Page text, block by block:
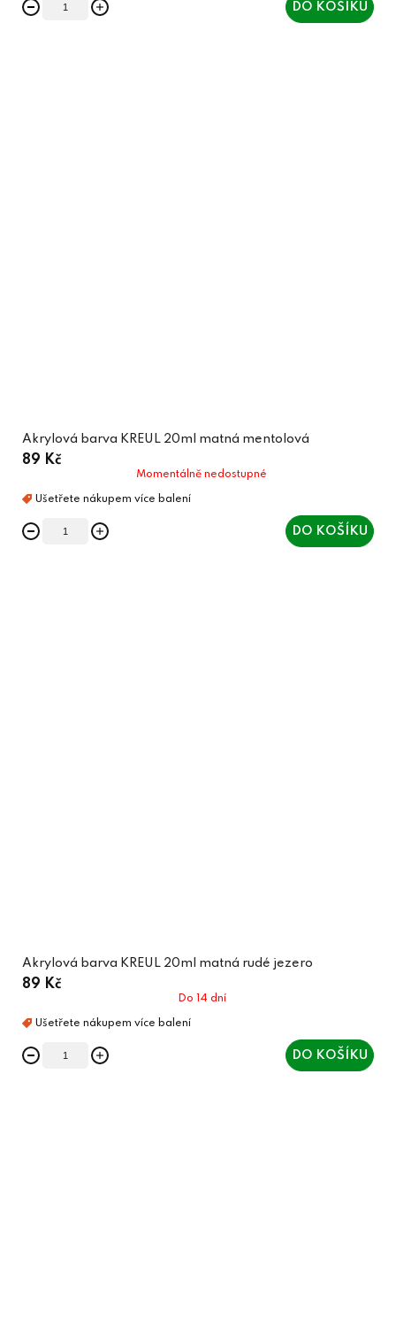
DO KOŠÍKU
Akrylová barva KREUL 20ml matná mentolová
89 Kč
Momentálně nedostupné
DO KOŠÍKU
Akrylová barva KREUL 20ml matná rudé jezero
89 Kč
Do 14 dní
DO KOŠÍKU